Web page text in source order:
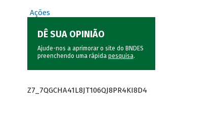
Ações
DÊ SUA OPINIÃO
Ajude-nos a aprimorar o site do BNDES
preenchendo uma rápida pesquisa.
Z7_7QGCHA41L8JT106QJ8PR4KI8D4